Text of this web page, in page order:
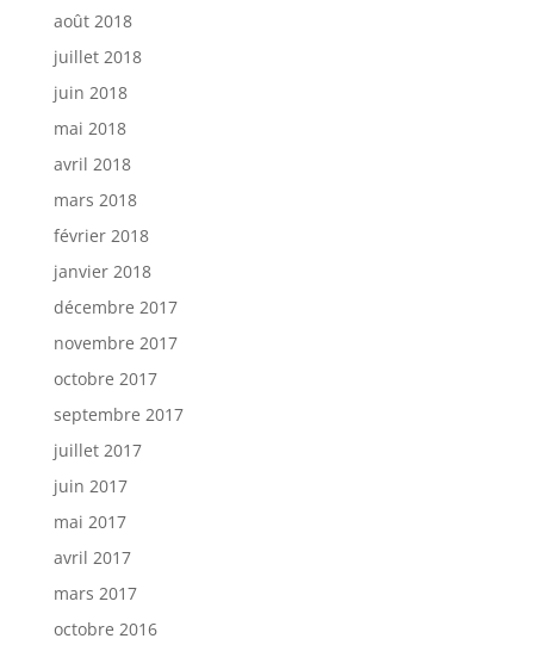
août 2018
juillet 2018
juin 2018
mai 2018
avril 2018
mars 2018
février 2018
janvier 2018
décembre 2017
novembre 2017
octobre 2017
septembre 2017
juillet 2017
juin 2017
mai 2017
avril 2017
mars 2017
octobre 2016